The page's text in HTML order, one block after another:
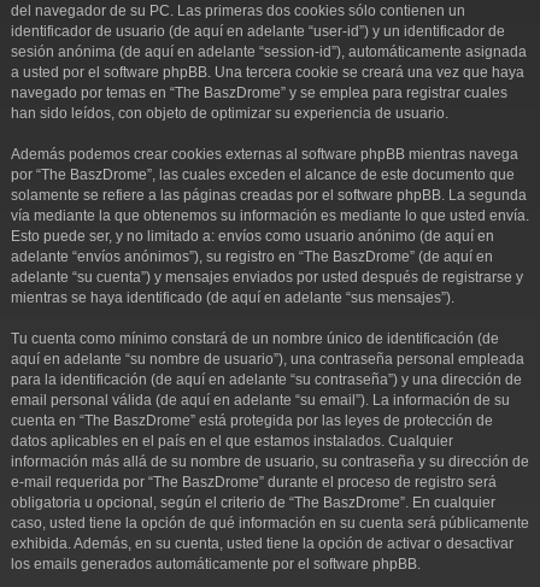
del navegador de su PC. Las primeras dos cookies sólo contienen un
identificador de usuario (de aquí en adelante “user-id”) y un identificador de
sesión anónima (de aquí en adelante “session-id”), automáticamente asignada
a usted por el software phpBB. Una tercera cookie se creará una vez que haya
navegado por temas en “The BaszDrome” y se emplea para registrar cuales
han sido leídos, con objeto de optimizar su experiencia de usuario.
Además podemos crear cookies externas al software phpBB mientras navega
por “The BaszDrome”, las cuales exceden el alcance de este documento que
solamente se refiere a las páginas creadas por el software phpBB. La segunda
vía mediante la que obtenemos su información es mediante lo que usted envía.
Esto puede ser, y no limitado a: envíos como usuario anónimo (de aquí en
adelante “envíos anónimos”), su registro en “The BaszDrome” (de aquí en
adelante “su cuenta”) y mensajes enviados por usted después de registrarse y
mientras se haya identificado (de aquí en adelante “sus mensajes”).
Tu cuenta como mínimo constará de un nombre único de identificación (de
aquí en adelante “su nombre de usuario”), una contraseña personal empleada
para la identificación (de aquí en adelante “su contraseña”) y una dirección de
email personal válida (de aquí en adelante “su email”). La información de su
cuenta en “The BaszDrome” está protegida por las leyes de protección de
datos aplicables en el país en el que estamos instalados. Cualquier
información más allá de su nombre de usuario, su contraseña y su dirección de
e-mail requerida por “The BaszDrome” durante el proceso de registro será
obligatoria u opcional, según el criterio de “The BaszDrome”. En cualquier
caso, usted tiene la opción de qué información en su cuenta será públicamente
exhibida. Además, en su cuenta, usted tiene la opción de activar o desactivar
los emails generados automáticamente por el software phpBB.